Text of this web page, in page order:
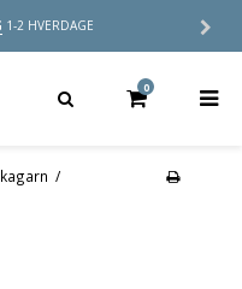
1-2 HVERDAGE
0
/